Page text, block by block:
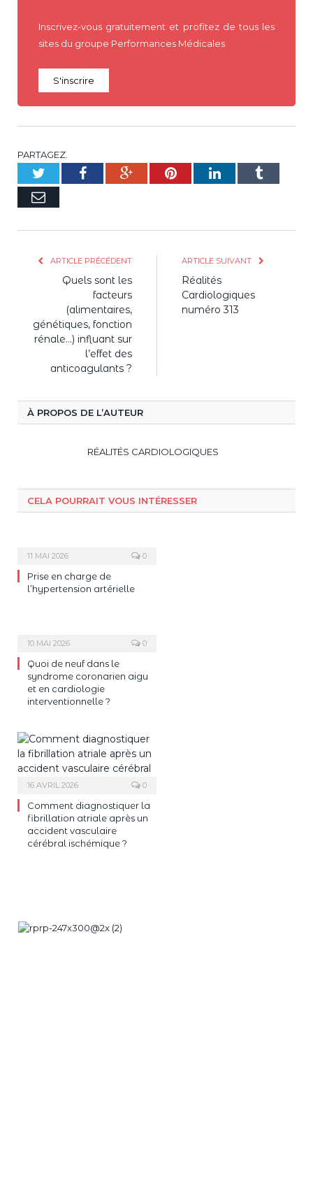
Inscrivez-vous gratuitement et profitez de tous les
sites du groupe Performances Médicales
S'inscrire
PARTAGEZ.
TwitterFacebookGoogle+PinterestLinkedInTumblr
E-
ARTICLE PRÉCÉDENT
Quels sont les
facteurs
(alimentaires,
génétiques, fonction
rénale…) influant sur
l’effet des
anticoagulants ?
ARTICLE SUIVANT
Réalités
Cardiologiques
numéro 313
À PROPOS DE L’AUTEUR
RÉALITÉS CARDIOLOGIQUES
CELA POURRAIT VOUS INTÉRESSER
11 MAI 2026 0
Prise en charge de
l’hypertension artérielle
10 MAI 2026 0
Quoi de neuf dans le
syndrome coronarien aigu
et en cardiologie
interventionnelle ?
16 AVRIL 2026 0
Comment diagnostiquer la
fibrillation atriale après un
accident vasculaire
cérébral ischémique ?